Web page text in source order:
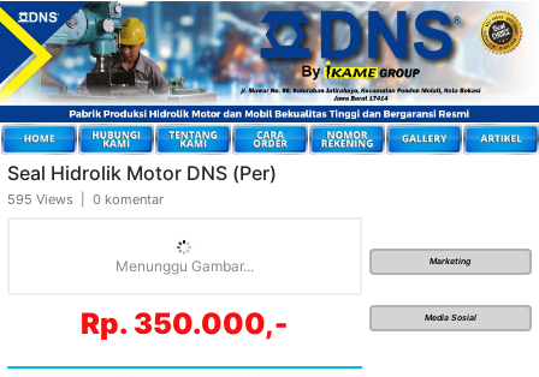
Seal Hidrolik Motor DNS (Per)
595 Views | 0 komentar
Menunggu Gambar...
Rp. 350.000,-
Marketing
Media Sosial